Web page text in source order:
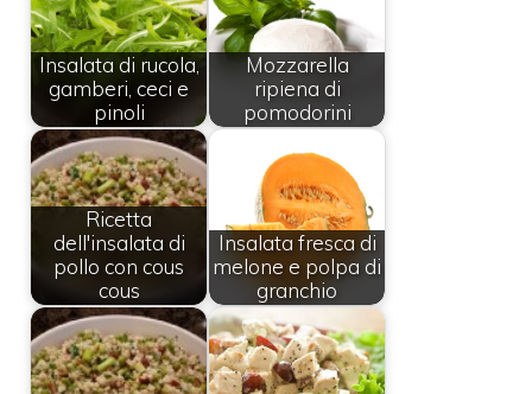
Insalata di rucola,
gamberi, ceci e
pinoli
Mozzarella
ripiena di
pomodorini
Ricetta
dell'insalata di
pollo con cous
cous
Insalata fresca di
melone e polpa di
granchio